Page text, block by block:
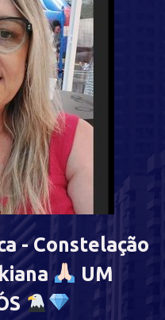
- Constelação
UM